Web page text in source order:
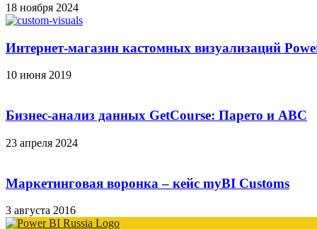
18 ноября 2024
Интернет-магазин кастомных визуализаций
10 июня 2019
Бизнес-анализ данных GetCourse: Парето и ABC
23 апреля 2024
Маркетинговая воронка – кейс myBI Customs
3 августа 2016